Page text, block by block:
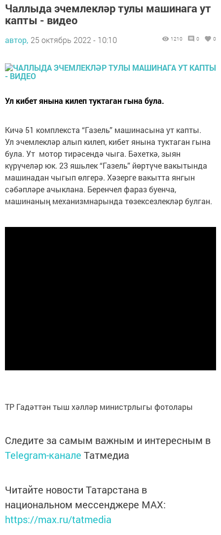
Чаллыда эчемлекләр тулы машинага ут
капты - видео
автор, 25 октябрь 2022 - 10:10 1210 0 0
Ул кибет янына килеп туктаган гына була.
Кичә 51 комплекста “Газель” машинасына ут капты.
Ул эчемлекләр алып килеп, кибет янына туктаган гына
була. Ут мотор тирәсендә чыга. Бәхеткә, зыян
күрүчеләр юк. 23 яшьлек “Газель” йөртүче вакытында
машинадан чыгып өлгерә. Хәзерге вакытта янгын
сәбәпләре ачыклана. Беренчел фараз буенча,
машинаның механизмнарында төзексезлекләр булган.
ТР Гадәттән тыш хәлләр министрлыгы фотолары
Следите за самым важным и интересным в
Telegram-канале Татмедиа
Читайте новости Татарстана в
национальном мессенджере MАХ:
https://max.ru/tatmedia